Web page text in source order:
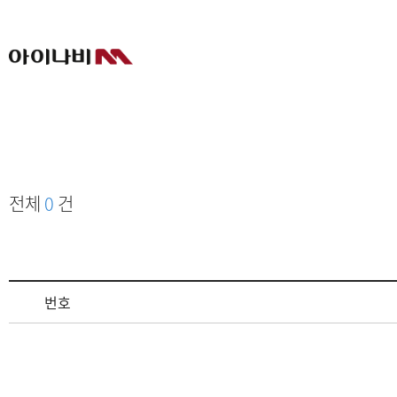
전체 0 건
번호